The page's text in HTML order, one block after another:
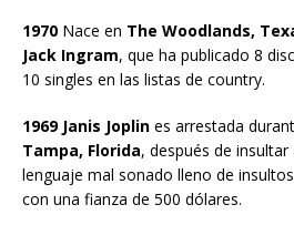
1970 Nace en The Woodlands,
Jack Ingram, que ha publicado 8
10 singles en las listas de country.
1969 Janis Joplin es arrestada
Tampa, Florida, después de
lenguaje mal sonado lleno de
con una fianza de 500 dólares.